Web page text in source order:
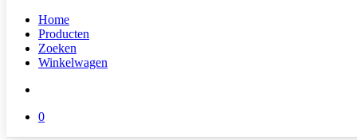
Home
Producten
Zoeken
Winkelwagen
0